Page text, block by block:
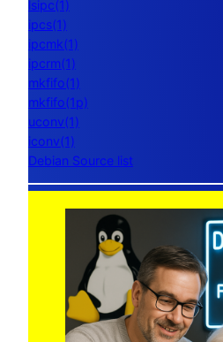
lsipc(1)
ipcs(1)
ipcmk(1)
ipcrm(1)
mkfifo(1)
mkfifo(1p)
uconv(1)
iconv(1)
Debian Source list